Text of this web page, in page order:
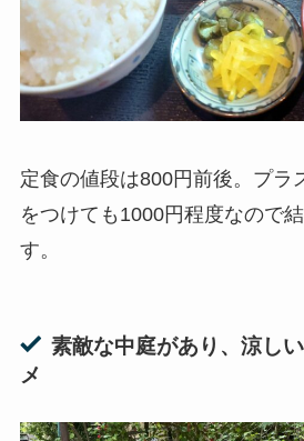
定食の値段は800円前後。プラ
をつけても1000円程度なので
す。
素敵な中庭があり、涼し
メ